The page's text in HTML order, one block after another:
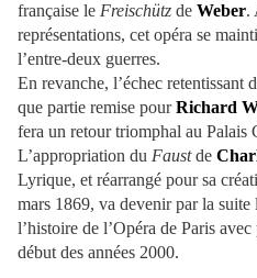
française le Freischütz de Weber.
représentations, cet opéra se
l’entre-deux guerres.
En revanche, l’échec retentissant
que partie remise pour Richard
fera un retour triomphal au Palais
L’appropriation du Faustde
Lyrique, et réarrangé pour sa
mars 1869, va devenir par la suite
l’histoire de l’Opéra de Paris
début des années 2000.